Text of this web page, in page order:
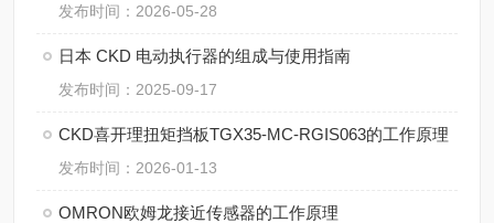
发布时间：2026-05-28
日本 CKD 电动执行器的组成与使用指南
发布时间：2025-09-17
CKD喜开理扭矩挡板TGX35-MC-RGIS063的工作原理
发布时间：2026-01-13
OMRON欧姆龙接近传感器的工作原理